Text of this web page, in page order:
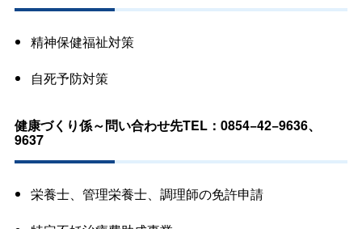
精神保健福祉対策
自死予防対策
健康づくり係～問い合わせ先TEL：0854−42−9636、
9637
栄養士、管理栄養士、調理師の免許申請